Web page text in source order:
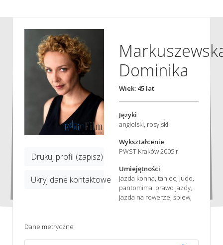
Drukuj profil (zapisz)
Ukryj dane kontaktowe
Dominika
Wiek: 45 lat
Języki
angielski, rosyjski
Wykształcenie
PWST Kraków 2005 r.
Umiejętności
jazda konna, taniec, judo,
pantomima. prawo jazdy,
jazda na rowerze, śpiew,
Dane metryczne